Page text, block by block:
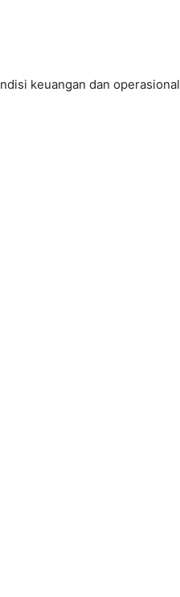
keuangan dan operasional